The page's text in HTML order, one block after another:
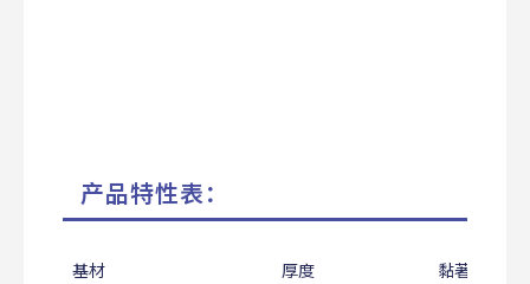
产品特性表：
基材 厚度 黏著力